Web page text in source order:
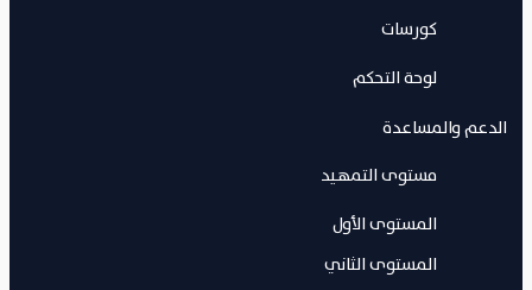
كورسات
لوحة التحكم
الدعم والمساعدة
مستوى التمهيد
المستوى الأول
المستوى الثاني